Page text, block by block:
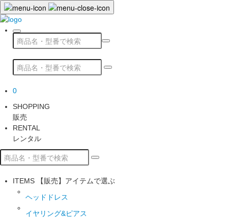
0
SHOPPING
販売
RENTAL
レンタル
ITEMS 【販売】アイテムで選ぶ
ヘッドドレス
イヤリング&ピアス